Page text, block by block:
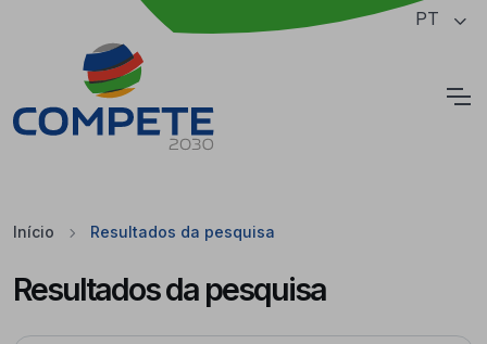
Saltar para o conteúdo principal da página PT
Início Resultados da pesquisa
Resultados da pesquisa